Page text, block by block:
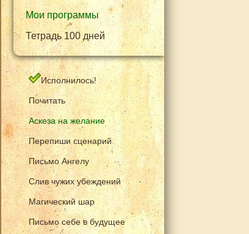
Мои программы
Тетрадь 100 дней
Исполнилось!
Почитать
Аскеза на желание
Перепиши сценарий
Письмо Ангелу
Слив чужих убеждений
Магический шар
Письмо себе в будущее